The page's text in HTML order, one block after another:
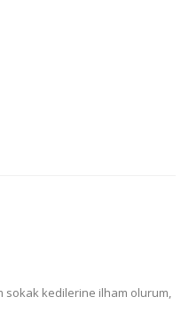
sokak kedilerine ilham olurum,